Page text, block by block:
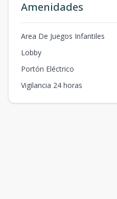
Amenidades
Area De Juegos Infantiles
Lobby
Portón Eléctrico
Vigilancia 24 horas